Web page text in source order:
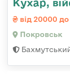
Кухар,
від 20000
Покровськ